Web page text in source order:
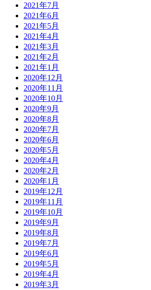
2021年7月
2021年6月
2021年5月
2021年4月
2021年3月
2021年2月
2021年1月
2020年12月
2020年11月
2020年10月
2020年9月
2020年8月
2020年7月
2020年6月
2020年5月
2020年4月
2020年2月
2020年1月
2019年12月
2019年11月
2019年10月
2019年9月
2019年8月
2019年7月
2019年6月
2019年5月
2019年4月
2019年3月